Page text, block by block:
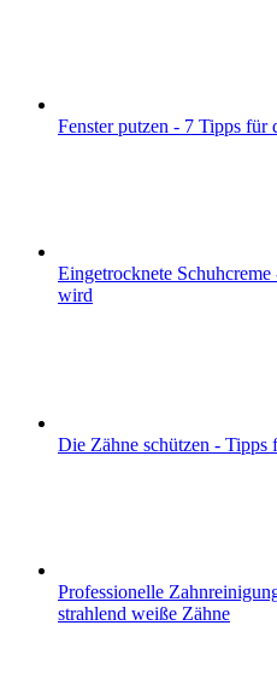
Fenster putzen - 7 Tipps für
Eingetrocknete
wird
Die Zähne schützen - Tipps
Professionelle
strahlend weiße Zähne